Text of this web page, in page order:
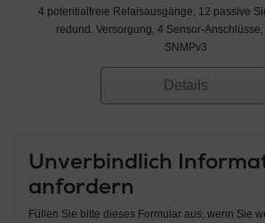
4 potentialfreie Relaisausgänge, 12 passive
redund. Versorgung, 4 Sensor-Anschlüsse,
SNMPv3
Details
Unverbindlich
anfordern
Füllen Sie bitte dieses Formular aus, wenn Sie